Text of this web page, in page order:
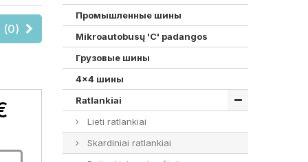
(0)
Промышленные шины
Mikroautobusų 'C' padangos
Грузовые шины
4x4 шины
Ratlankiai
Lieti ratlankiai
Skardiniai ratlankiai